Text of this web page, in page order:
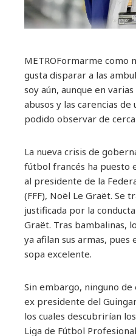
METROFormarme como
gusta disparar a las
soy aún, aunque en
abusos y las carencias de
podido observar de
La nueva crisis de
fútbol francés ha puesto
al presidente de la
(FFF), Noël Le Graët. Se
justificada por la
Graët. Tras bambalinas,
ya afilan sus armas,
sopa excelente.
Sin embargo, ninguno
ex presidente del
los cuales descubrirían
Liga de Fútbol